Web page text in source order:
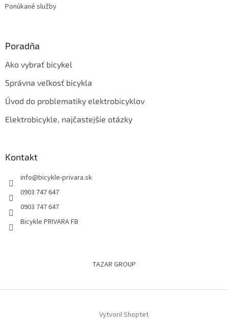
Ponúkané služby
Poradňa
Ako vybrať bicykel
Správna veľkosť bicykla
Úvod do problematiky elektrobicyklov
Elektrobicykle, najčastejšie otázky
Kontakt
info@bicykle-privara.sk
0903 747 647
0903 747 647
Bicykle PRIVARA FB
TAZAR GROUP
Vytvoril Shoptet